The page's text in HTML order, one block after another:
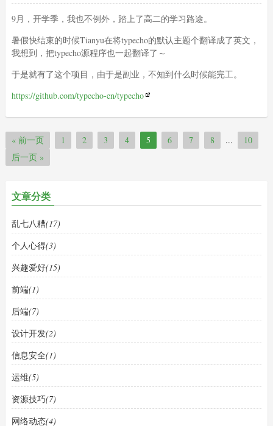
9月，开学季，我也不例外，踏上了高二的学习路途。
暑假快结束的时候Tianyu在将typecho的默认主题个翻译成了英文，
我想到，把typecho源程序也一起翻译了～
于是就有了这个项目，由于是副业，不知到什么时候能完工。
https://github.com/typecho-en/typecho
« 前一页 1 2 3 4 5 6 7 8 ...
10
后一页 »
文章分类
乱七八糟(17)
个人心得(3)
兴趣爱好(15)
前端(1)
后端(7)
设计开发(2)
信息安全(1)
运维(5)
资源技巧(7)
网络动态(4)